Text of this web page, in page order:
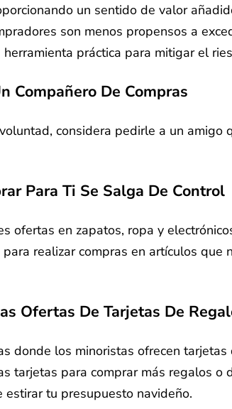
un sentido de valor
son menos propensos a
práctica para mitigar el
Compañero De Compras
considera pedirle a un
Para Ti Se Salga De Control
ofertas en zapatos, ropa y
realizar compras en artículos
Ofertas De Tarjetas De
donde los minoristas ofrecen
tarjetas para comprar más regalos
tu presupuesto navideño.